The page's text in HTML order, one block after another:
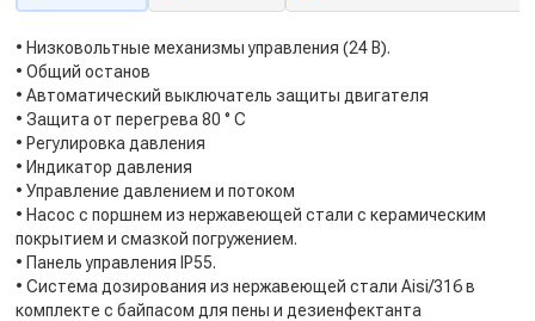
• Низковольтные механизмы управления (24 В).
• Общий останов
• Автоматический выключатель защиты двигателя
• Защита от перегрева 80 ° C
• Регулировка давления
• Индикатор давления
• Управление давлением и потоком
• Насос с поршнем из нержавеющей стали с керамическим
покрытием и смазкой погружением.
• Панель управления IP55.
• Система дозирования из нержавеющей стали Aisi/316 в
комплекте с байпасом для пены и дезиенфектанта